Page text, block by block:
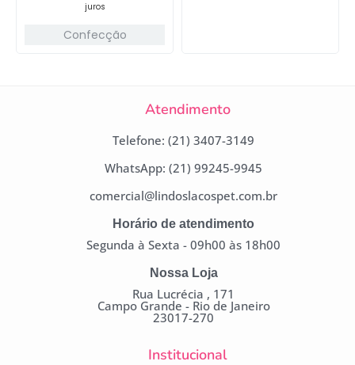
juros
Confecção
Atendimento
Telefone: (21) 3407-3149
WhatsApp: (21) 99245-9945
comercial@lindoslacospet.com.br
Horário de atendimento
Segunda à Sexta - 09h00 às 18h00
Nossa Loja
Rua Lucrécia , 171
Campo Grande - Rio de Janeiro
23017-270
Institucional